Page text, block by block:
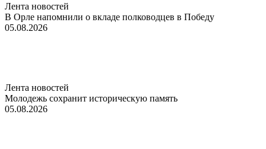
Лента новостей
В Орле напомнили о вкладе полководцев в Победу
05.08.2026
Лента новостей
Молодежь сохранит историческую память
05.08.2026